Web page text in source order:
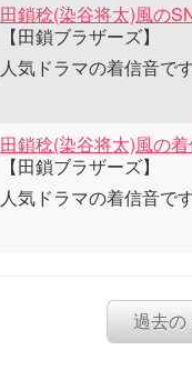
田鎖稔(染谷将太)風の
【田鎖ブラザーズ】
人気ドラマの着信音で
田鎖稔(染谷将太)風の
【田鎖ブラザーズ】
人気ドラマの着信音で
過去の